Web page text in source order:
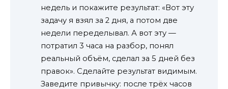
недель и покажите результат: «Вот эту
задачу я взял за 2 дня, а потом две
недели переделывал. А вот эту —
потратил 3 часа на разбор, понял
реальный объём, сделал за 5 дней без
правок». Сделайте результат видимым.
Заведите привычку: после трёх часов